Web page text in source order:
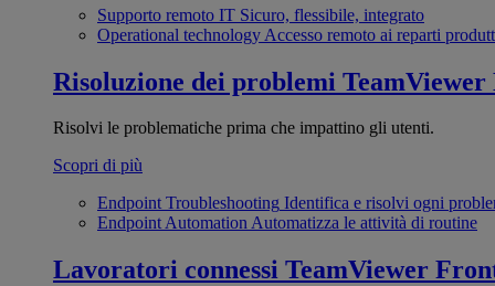
Supporto remoto IT Sicuro, flessibile, integrato
Operational technology Accesso remoto ai reparti
Risoluzione dei problemi TeamViewer
Risolvi le problematiche prima che impattino gli utenti.
Scopri di più
Endpoint Troubleshooting Identifica e risolvi ogni
Endpoint AutomationAutomatizza le attività di routine
Lavoratori connessi TeamViewer